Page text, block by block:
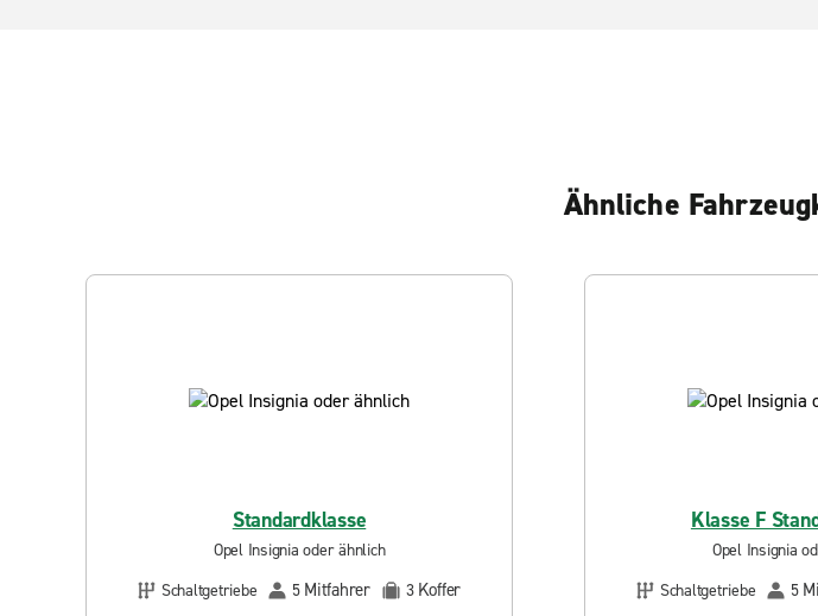
Ähnliche
Standardklasse
Opel Insignia oder ähnlich
Schaltgetriebe
5 Mitfahrer 3 Koffer
Klasse F
Opel Insignia
Schaltgetriebe
5